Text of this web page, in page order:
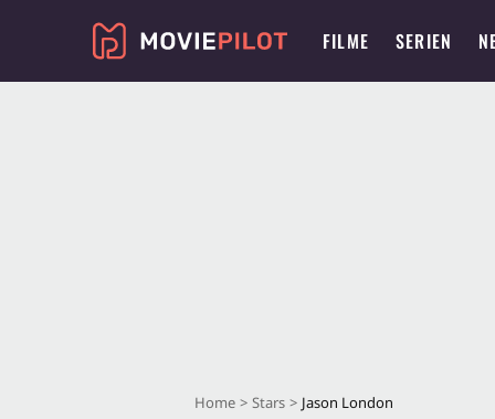
FILME SERIEN
Home Stars Jason London